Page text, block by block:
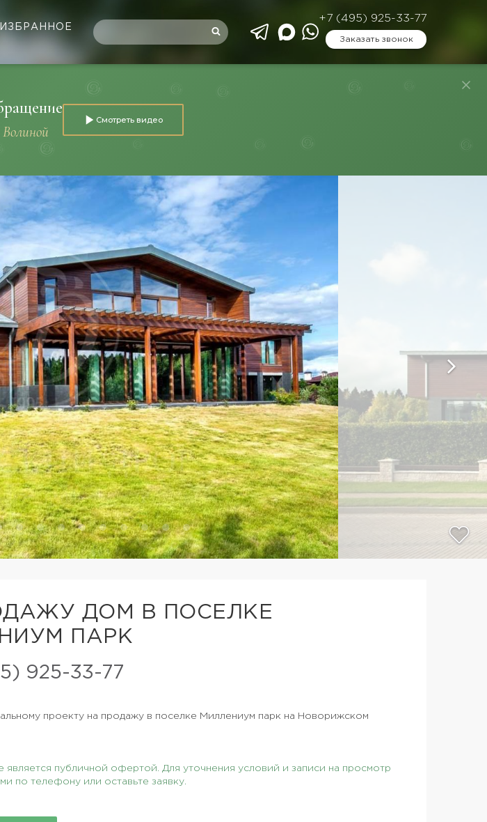
ИЗБРАННОЕ
+7 (495) 925-33-77
Заказать звонок
Смотреть видео
ДОМ В ПОСЕЛКЕ
ПАРК
925-33-77
проекту на продажу в поселке Миллениум парк на Новорижском
является публичной офертой. Для уточнения условий и записи на просмотр
по телефону или оставьте заявку.